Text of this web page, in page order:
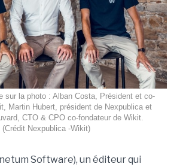
sur la photo : Alban Costa, Président et co-
Martin Hubert, président de Nexpublica et
CTO & CPO co-fondateur de Wikit.
(Crédit Nexpublica -Wikit)
Software), un éditeur qui